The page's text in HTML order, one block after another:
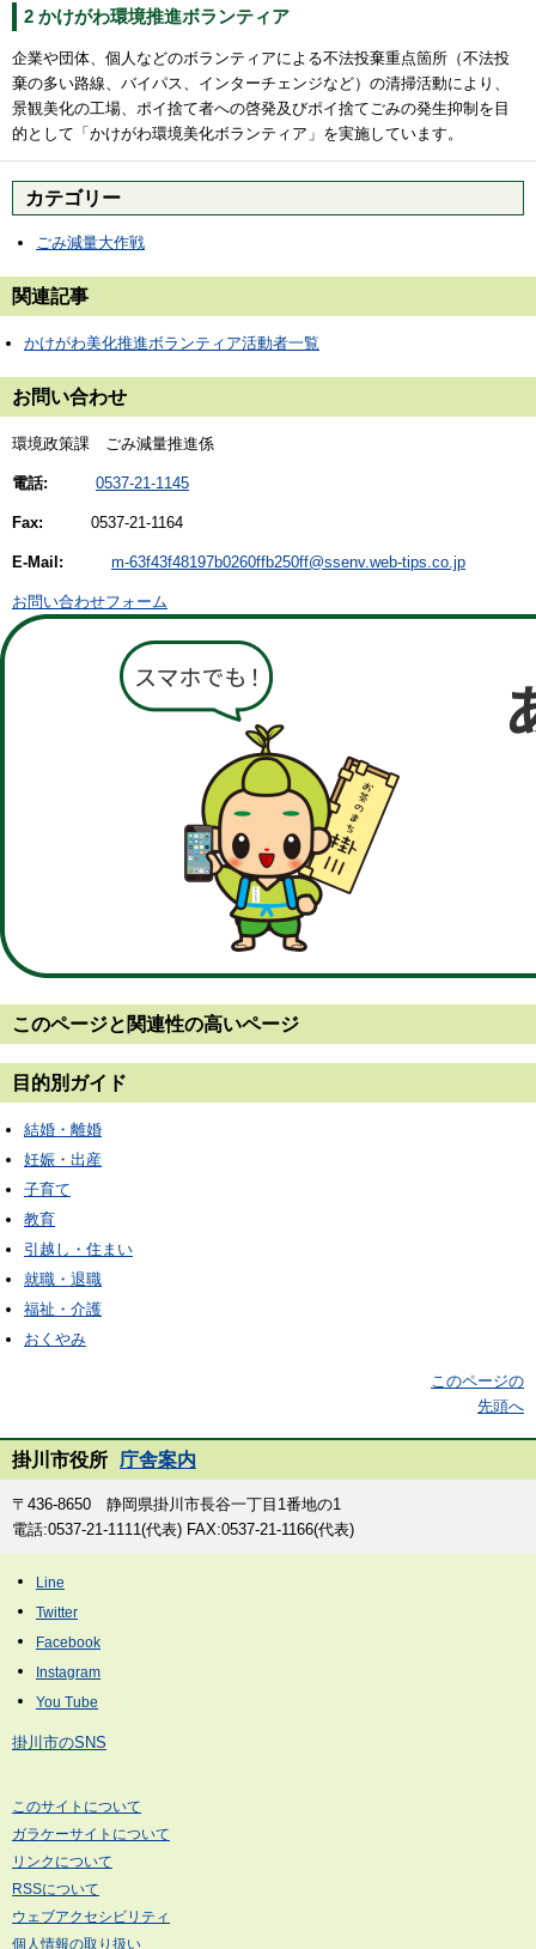
2 かけがわ環境推進ボランティア
企業や団体、個人などのボランティアによる不法投棄重点箇所（不法投
棄の多い路線、バイパス、インターチェンジなど）の清掃活動により、
景観美化の工場、ポイ捨て者への啓発及びポイ捨てごみの発生抑制を目
的として「かけがわ環境美化ボランティア」を実施しています。
カテゴリー
ごみ減量大作戦
関連記事
かけがわ美化推進ボランティア活動者一覧
お問い合わせ
環境政策課 ごみ減量推進係
電話: 0537-21-1145
Fax: 0537-21-1164
E-Mail: m-63f43f48197b0260ffb250ff@ssenv.web-tips.co.jp
お問い合わせフォーム
このページと 関連性の高いページ
目的別ガイド
結婚・離婚
妊娠・出産
子育て
教育
引越し・住まい
就職・退職
福祉・介護
おくやみ
このページの
先頭へ
掛川市役所 庁舎案内
〒436-8650 静岡県掛川市長谷一丁目1番地の1
電話:0537-21-1111(代表) FAX:0537-21-1166(代表)
掛川市のSNS
このサイトについて
ガラケーサイトについて
リンクについて
RSSについて
ウェブアクセシビリティ
個人情報の取り扱い